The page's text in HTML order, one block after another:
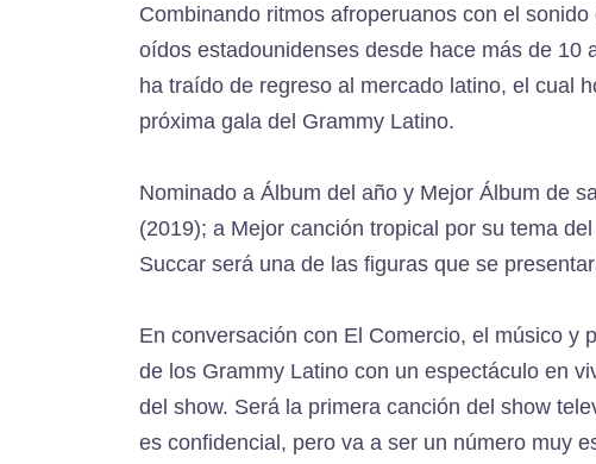
Combinando ritmos afroperuanos con el
oídos estadounidenses desde hace más de 10
ha traído de regreso al mercado latino, el cual
próxima gala del Grammy Latino.
Nominado a Álbum del año y Mejor Álbum de
(2019); a Mejor canción tropical por su tema
Succar será una de las figuras que se
En conversación con El Comercio, el músico y
de los Grammy Latino con un espectáculo en
del show. Será la primera canción del show
es confidencial, pero va a ser un número muy